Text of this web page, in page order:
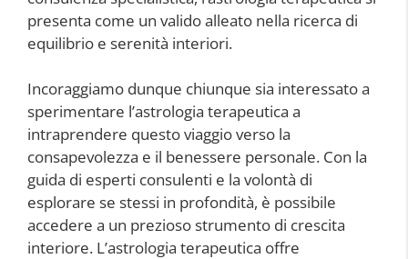
presenta come un valido alleato nella ricerca di
equilibrio e serenità interiori.
Incoraggiamo dunque chiunque sia interessato a
sperimentare l’astrologia terapeutica a
intraprendere questo viaggio verso la
consapevolezza e il benessere personale. Con la
guida di esperti consulenti e la volontà di
esplorare se stessi in profondità, è possibile
accedere a un prezioso strumento di crescita
interiore. L’astrologia terapeutica offre